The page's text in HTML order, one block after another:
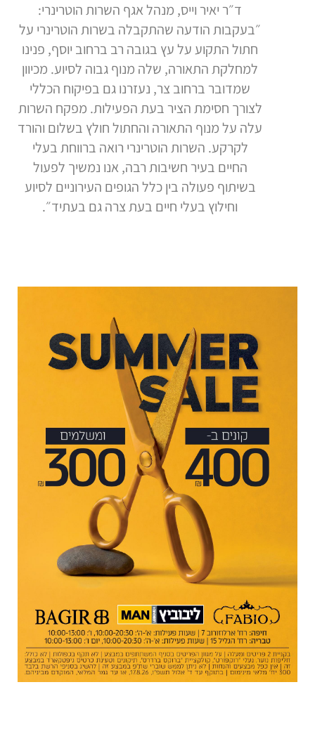
ד״ר יאיר וייס, מנהל אגף השרות הוטרינרי:
״בעקבות הודעה שהתקבלה בשרות הוטרינרי על
חתול התקוע על עץ בגובה רב ברחוב יוסף, פנינו
למחלקת התאורה, שלה מנוף גבוה לסיוע. מכיוון
שמדובר ברחוב צר, נעזרנו גם בפיקוח הכללי
לצורך חסימת הציר בעת הפעילות. מפקח השרות
עלה על מנוף התאורה והחתול חולץ בשלום והורד
לקרקע. השרות הוטרינרי רואה ברווחת בעלי
החיים בעיר חשיבות רבה, אנו נמשיך לפעול
בשיתוף פעולה בין כלל הגופים העירוניים לסיוע
וחילוץ בעלי חיים בעת צרה גם בעתיד״.